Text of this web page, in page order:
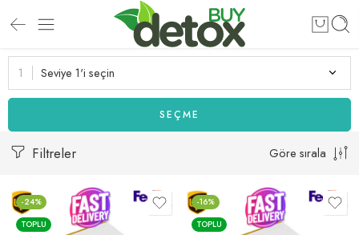
Seviye 1'i seçin
SEÇME
Filtreler Göre sırala
-24%
TOPLU
-16%
TOPLU